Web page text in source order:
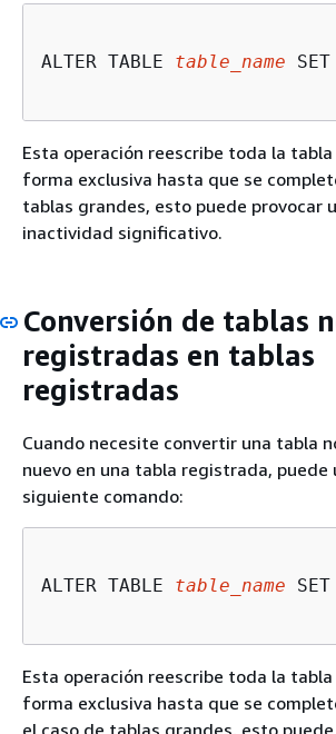
ALTER TABLE table_name SET
Esta operación reescribe toda la
forma exclusiva hasta que se
tablas grandes, esto puede provocar
inactividad significativo.
Conversión de tablas
registradas en tablas
registradas
Cuando necesite convertir una tabla
nuevo en una tabla registrada, puede
siguiente comando:
ALTER TABLE table_name SET
Esta operación reescribe toda la
forma exclusiva hasta que se
el caso de tablas grandes, esto